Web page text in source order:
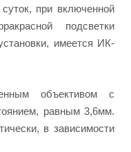
при включенной
подсветки
имеется ИК-
объективом с
равным 3,6мм.
в зависимости